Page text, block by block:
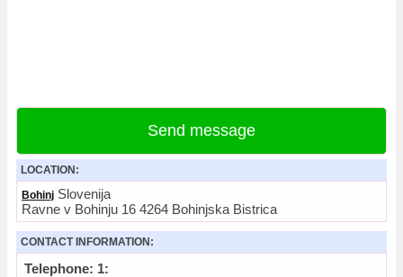
Send message
LOCATION:
Bohinj Slovenija
Ravne v Bohinju 16 4264 Bohinjska Bistrica
CONTACT INFORMATION:
Telephone: 1: